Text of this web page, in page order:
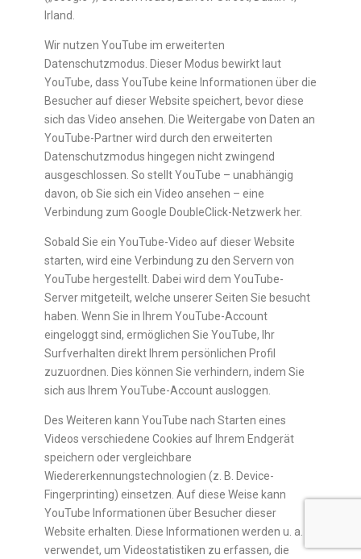
Irland.
Wir nutzen YouTube im erweiterten
Datenschutzmodus. Dieser Modus bewirkt laut
YouTube, dass YouTube keine Informationen über die
Besucher auf dieser Website speichert, bevor diese
sich das Video ansehen. Die Weitergabe von Daten an
YouTube-Partner wird durch den erweiterten
Datenschutzmodus hingegen nicht zwingend
ausgeschlossen. So stellt YouTube – unabhängig
davon, ob Sie sich ein Video ansehen – eine
Verbindung zum Google DoubleClick-Netzwerk her.
Sobald Sie ein YouTube-Video auf dieser Website
starten, wird eine Verbindung zu den Servern von
YouTube hergestellt. Dabei wird dem YouTube-
Server mitgeteilt, welche unserer Seiten Sie besucht
haben. Wenn Sie in Ihrem YouTube-Account
eingeloggt sind, ermöglichen Sie YouTube, Ihr
Surfverhalten direkt Ihrem persönlichen Profil
zuzuordnen. Dies können Sie verhindern, indem Sie
sich aus Ihrem YouTube-Account ausloggen.
Des Weiteren kann YouTube nach Starten eines
Videos verschiedene Cookies auf Ihrem Endgerät
speichern oder vergleichbare
Wiedererkennungstechnologien (z. B. Device-
Fingerprinting) einsetzen. Auf diese Weise kann
YouTube Informationen über Besucher dieser
Website erhalten. Diese Informationen werden u. a.
verwendet, um Videostatistiken zu erfassen, die